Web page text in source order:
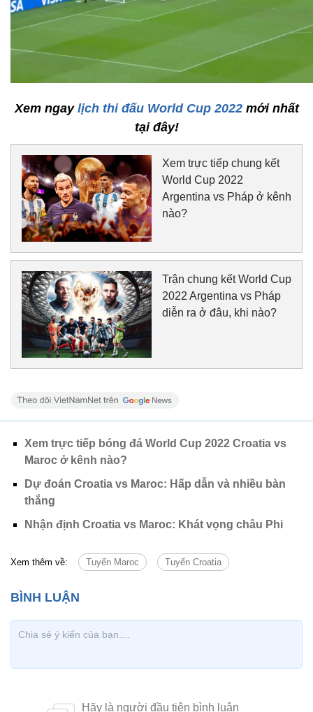
Xem ngay lịch thi đấu World Cup 2022mới nhất
tại đây!
Xem trực tiếp chung kết
World Cup 2022
Argentina vs Pháp ở kênh
nào?
Trận chung kết World Cup
2022 Argentina vs Pháp
diễn ra ở đâu, khi nào?
Xem trực tiếp bóng đá World Cup 2022 Croatia vs
Maroc ở kênh nào?
Dự đoán Croatia vs Maroc: Hấp dẫn và nhiều bàn
thắng
Nhận định Croatia vs Maroc: Khát vọng châu Phi
Xem thêm về: Tuyển Maroc Tuyển Croatia